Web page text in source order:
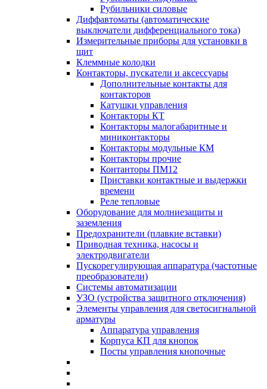
Рубильники силовые
Диффавтоматы (автоматические
выключатели дифференциального тока)
Измерительные приборы для установки в
щит
Клеммные колодки
Контакторы, пускатели и аксессуары
Дополнительные контакты для
контакторов
Катушки управления
Контакторы КТ
Контакторы малогабаритные и
миниконтакторы
Контакторы модульные КМ
Контакторы прочие
Контанторы ПМ12
Приставки контактные и выдержки
времени
Реле тепловые
Оборудование для молниезащиты и
заземления
Предохранители (плавкие вставки)
Приводная техника, насосы и
электродвигатели
Пускорегулирующая аппаратура (частотные
преобразователи)
Системы автоматизации
УЗО (устройства защитного отключения)
Элементы управления для светосигнальной
арматуры
Аппаратура управления
Корпуса КП для кнопок
Посты управления кнопочные